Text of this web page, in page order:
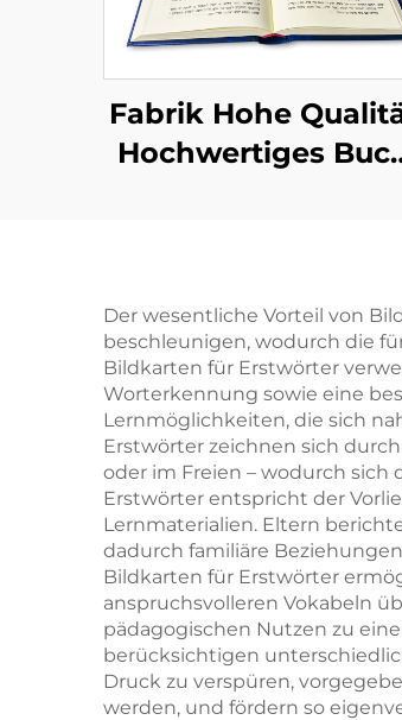
Fabrik Hohe
Hochwertiges
Hardcover-
Buchdruck
Der wesentliche Vorteil von
beschleunigen, wodurch die
Bildkarten für Erstwörter
Worterkennung sowie eine
Lernmöglichkeiten, die sich
Erstwörter zeichnen sich
oder im Freien – wodurch sich
Erstwörter entspricht der
Lernmaterialien. Eltern
dadurch familiäre
Bildkarten für Erstwörter
anspruchsvolleren Vokabeln
pädagogischen Nutzen zu
berücksichtigen
Druck zu verspüren,
werden, und fördern so